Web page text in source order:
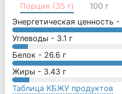
Порция (35 г)
100 г
Энергетическая ценность -
Углеводы - 3.1 г
Белок - 26.6 г
Жиры - 3.43 г
Таблица КБЖУ продуктов